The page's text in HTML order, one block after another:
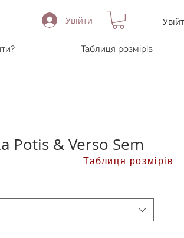
Увійти
Таблиця розмірів
Potis & Verso Sem
Таблиця розмірів